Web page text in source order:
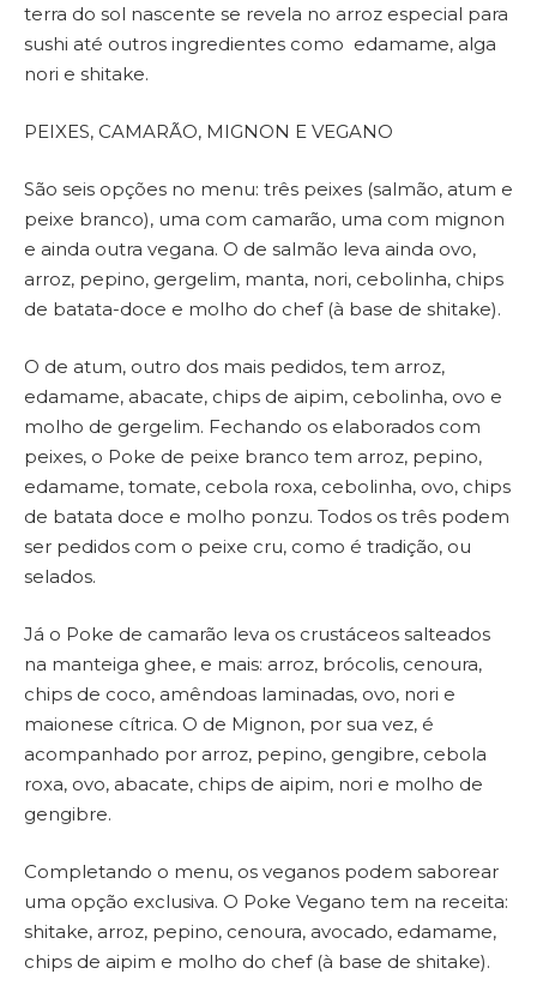
terra do sol nascente se revela no arroz especial para
sushi até outros ingredientes como edamame, alga
nori e shitake.
PEIXES, CAMARÃO, MIGNON E VEGANO
São seis opções no menu: três peixes (salmão, atum e
peixe branco), uma com camarão, uma com mignon
e ainda outra vegana. O de salmão leva ainda ovo,
arroz, pepino, gergelim, manta, nori, cebolinha, chips
de batata-doce e molho do chef (à base de shitake).
O de atum, outro dos mais pedidos, tem arroz,
edamame, abacate, chips de aipim, cebolinha, ovo e
molho de gergelim. Fechando os elaborados com
peixes, o Poke de peixe branco tem arroz, pepino,
edamame, tomate, cebola roxa, cebolinha, ovo, chips
de batata doce e molho ponzu. Todos os três podem
ser pedidos com o peixe cru, como é tradição, ou
selados.
Já o Poke de camarão leva os crustáceos salteados
na manteiga ghee, e mais: arroz, brócolis, cenoura,
chips de coco, amêndoas laminadas, ovo, nori e
maionese cítrica. O de Mignon, por sua vez, é
acompanhado por arroz, pepino, gengibre, cebola
roxa, ovo, abacate, chips de aipim, nori e molho de
gengibre.
Completando o menu, os veganos podem saborear
uma opção exclusiva. O Poke Vegano tem na receita:
shitake, arroz, pepino, cenoura, avocado, edamame,
chips de aipim e molho do chef (à base de shitake).